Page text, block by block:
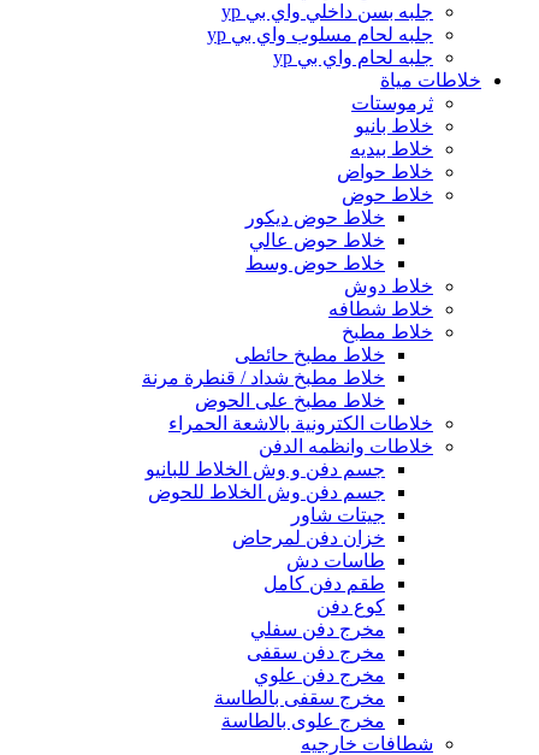
جلبه بسن داخلي واي بي yp
جلبه لحام مسلوب واي بي yp
جلبه لحام واي بي yp
خلاطات مياة
ثرموستات
خلاط بانيو
خلاط بيديه
خلاط حواض
خلاط حوض
خلاط حوض ديكور
خلاط حوض عالي
خلاط حوض وسط
خلاط دوش
خلاط شطافه
خلاط مطبخ
خلاط مطبخ حائطى
خلاط مطبخ شداد / قنطرة مرنة
خلاط مطبخ على الحوض
خلاطات الكترونية بالاشعة الحمراء
خلاطات وانظمه الدفن
جسم دفن و وش الخلاط للبانيو
جسم دفن وش الخلاط للحوض
جيتات شاور
خزان دفن لمرحاض
طاسات دش
طقم دفن كامل
كوع دفن
مخرج دفن سفلي
مخرج دفن سقفى
مخرج دفن علوي
مخرج سقفى بالطاسة
مخرج علوى بالطاسة
شطافات خارجيه